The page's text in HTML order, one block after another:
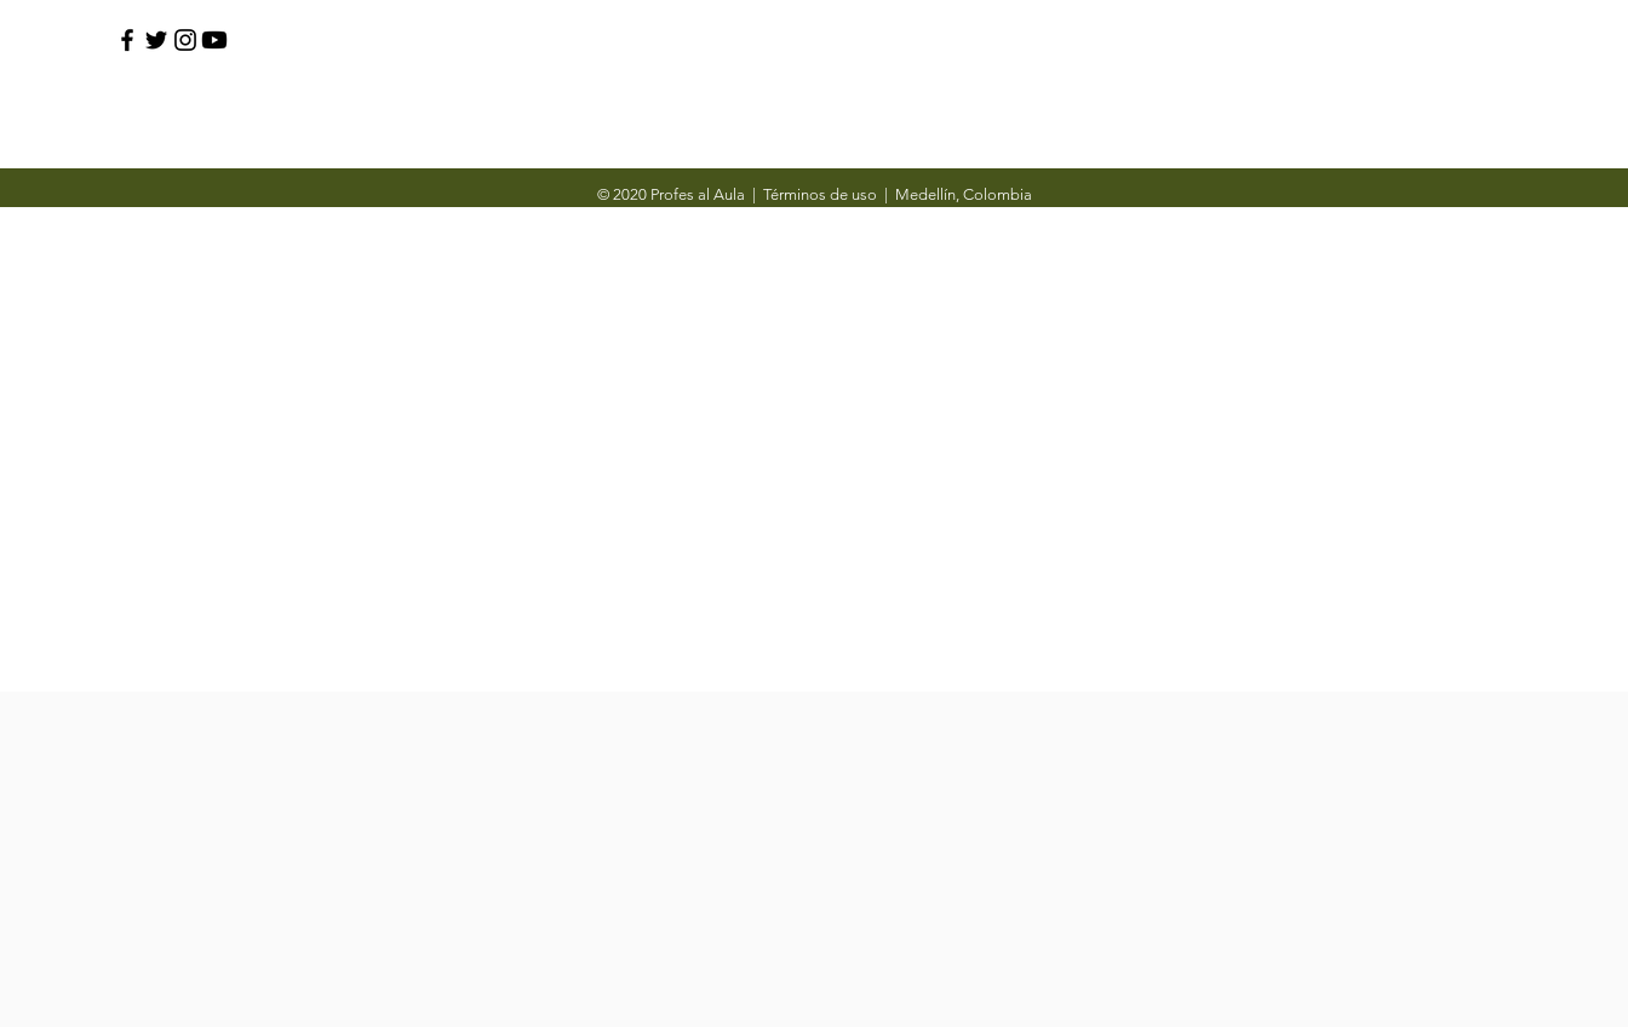
© 2020 Profes al Aula Términos de uso Medellín, Colombia